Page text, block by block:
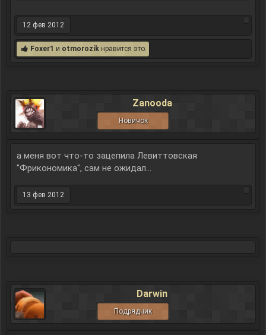
12 фев 2012
Foxer1 и otmorozik нравится это.
Zanooda
Новичок
а меня вот что-то зацепила Левиттовская
"Фрикономика", сам не ожидал...
13 фев 2012
Darwin
Подрядчик